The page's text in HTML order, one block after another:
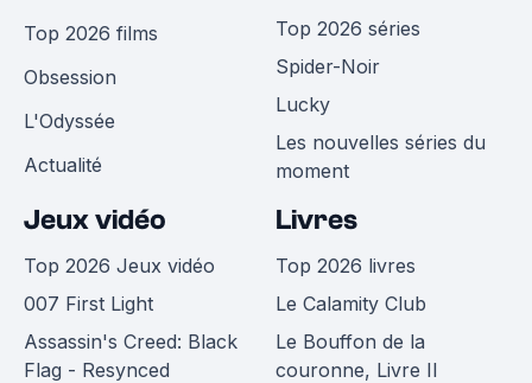
Top 2026 films
Obsession
L'Odyssée
Actualité
Top 2026 séries
Spider-Noir
Lucky
Les nouvelles séries du
moment
Jeux vidéo
Top 2026 Jeux vidéo
007 First Light
Assassin's Creed: Black
Flag - Resynced
Livres
Top 2026 livres
Le Calamity Club
Le Bouffon de la
couronne, Livre II